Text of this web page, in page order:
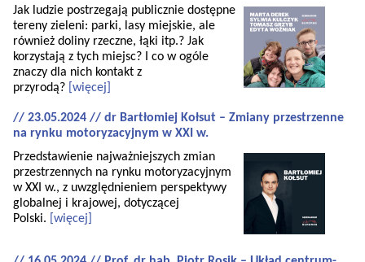
Jak ludzie postrzegają publicznie dostępne
tereny zieleni: parki, lasy miejskie, ale
również doliny rzeczne, łąki itp.? Jak
korzystają z tych miejsc? I co w ogóle
znaczy dla nich kontakt z
przyrodą? [więcej]
// 23.05.2024 // dr Bartłomiej Kołsut – Zmiany przestrzenne
na rynku motoryzacyjnym w XXI w.
Przedstawienie najważniejszych zmian
przestrzennych na rynku motoryzacyjnym
w XXI w., z uwzględnieniem perspektywy
globalnej i krajowej, dotyczącej
Polski.
[więcej]